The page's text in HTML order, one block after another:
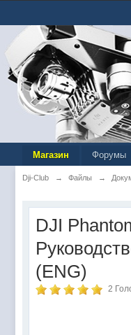
Магазин Форумы
Dji-Club → Файлы →
DJI
(ENG)
2